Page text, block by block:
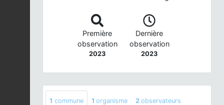
Première
observation
2023
Dernière
observation
2023
1 commune 1 organisme 2 observateurs